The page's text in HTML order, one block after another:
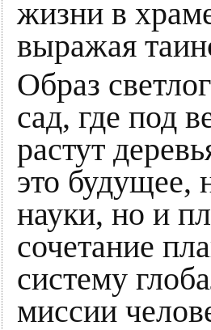
жизни в
выражая
Образ
сад, где под
растут
это будущее,
науки, но и
сочетание
систему
миссии